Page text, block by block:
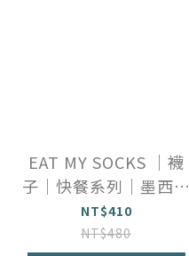
EAT MY SOCKS ｜襪
子｜快餐系列｜墨西哥
塔可
NT$410
NT$480